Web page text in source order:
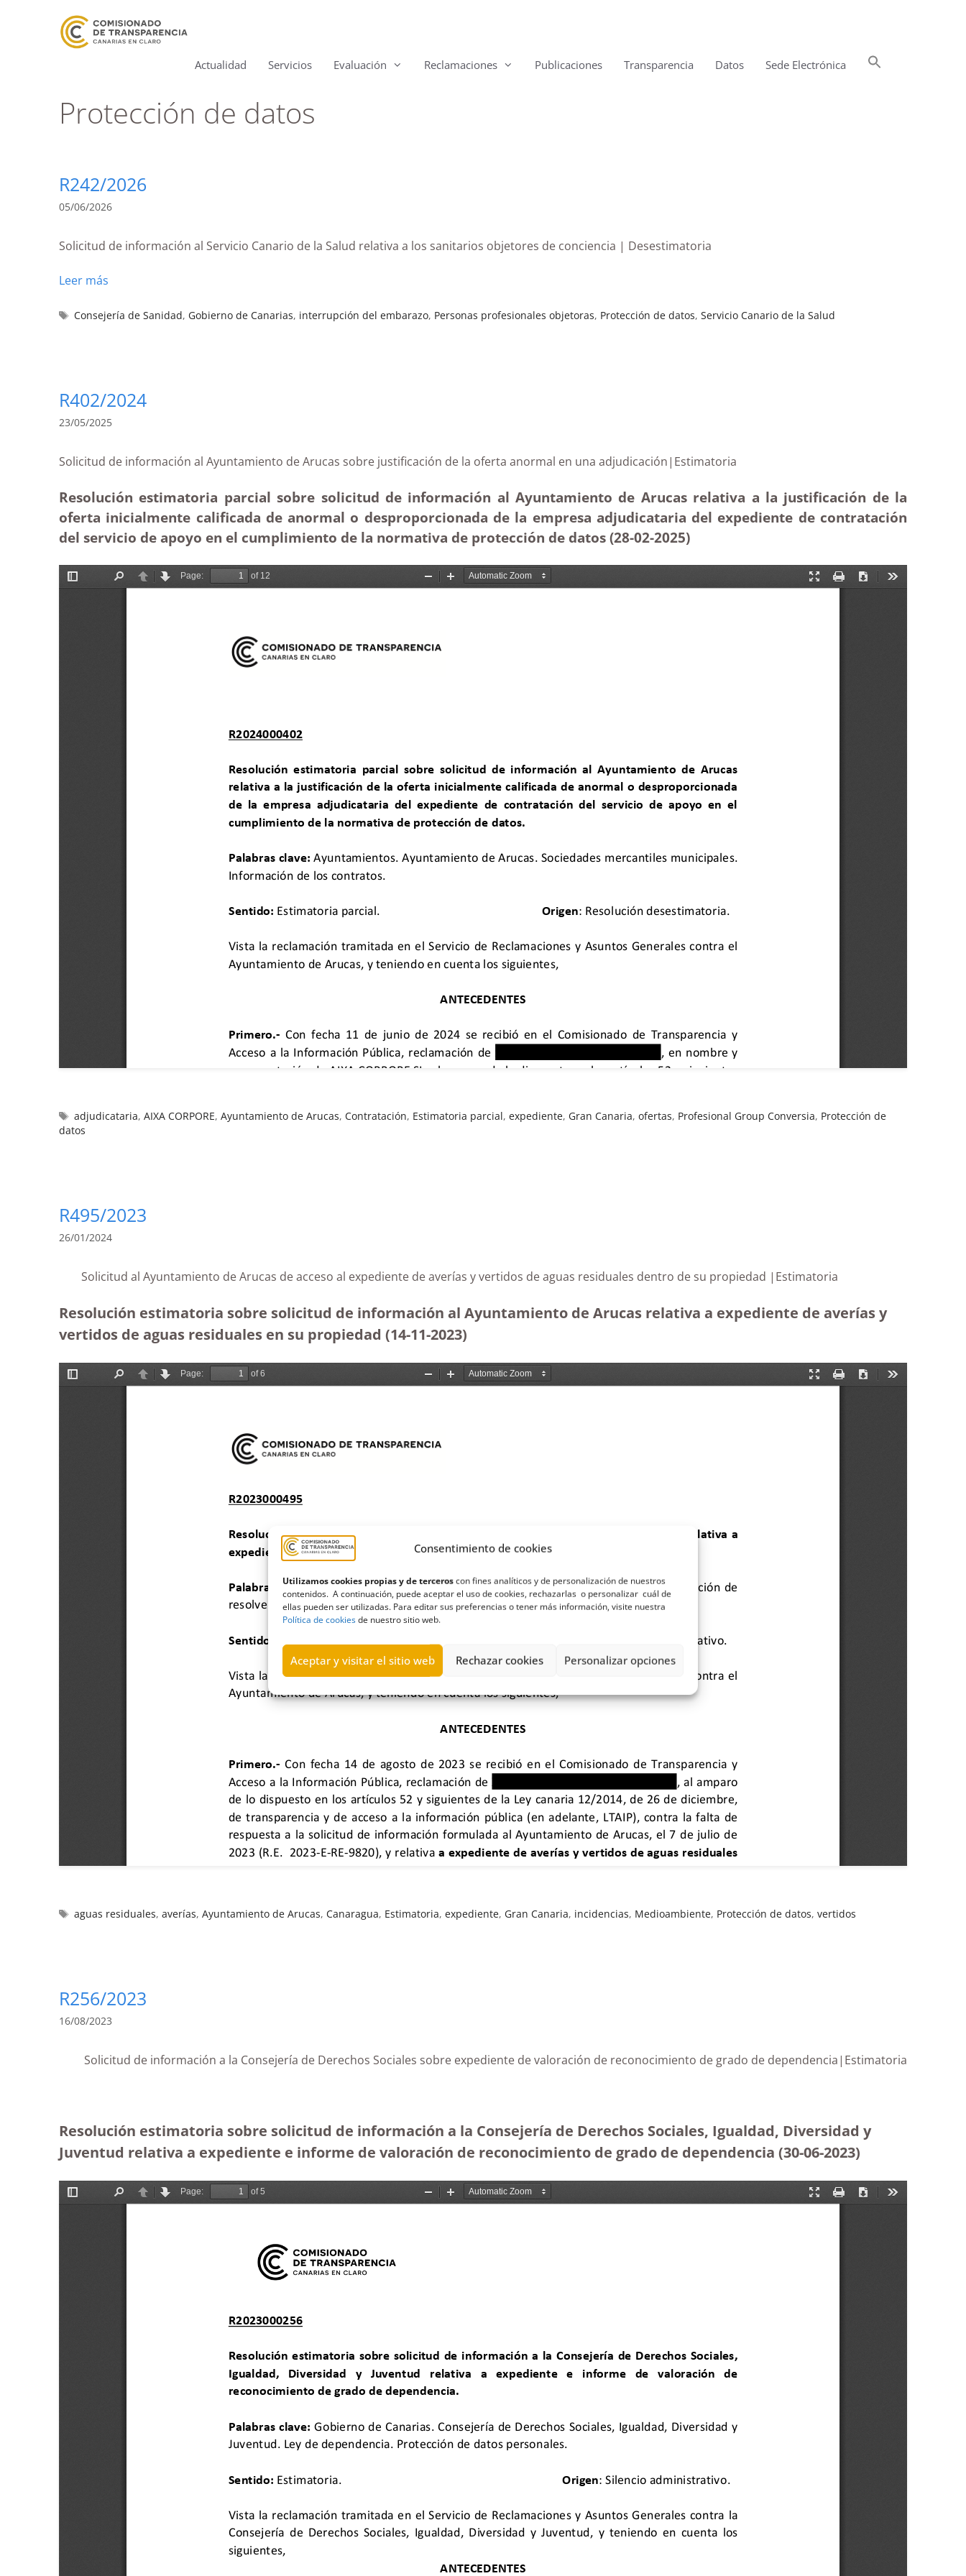
Consentimiento de cookies
Utilizamos cookies propias y de terceroscon fines analíticos y de personalización de nuestros
contenidos. A continuación, puede aceptar el uso de cookies, rechazarlas o personalizar cuál de
ellas pueden ser utilizadas. Para editar sus preferencias o tener más información, visite nuestra
Política de cookiesde nuestro sitio web.
Aceptar y visitar el sitio web Rechazar cookies Personalizar opciones
Actualidad Servicios Evaluación Reclamaciones Publicaciones Transparencia Datos Sede Electrónica
Protección de datos
R242/2026
05/06/2026
Solicitud de información al Servicio Canario de la Salud relativa a los sanitarios objetores de conciencia | Desestimatoria
Leer más
Consejería de Sanidad, Gobierno de Canarias, interrupción del embarazo, Personas profesionales objetoras, Protección de datos,Servicio Canario de la Salud
R402/2024
23/05/2025
Solicitud de información al Ayuntamiento de Arucas sobre justificación de la oferta anormal en una adjudicación|Estimatoria
Resolución estimatoria parcial sobre solicitud de información al Ayuntamiento de Arucas relativa a la justificación de la
oferta inicialmente calificada de anormal o desproporcionada de la empresa adjudicataria del expediente de contratación
del servicio de apoyo en el cumplimiento de la normativa de protección de datos (28-02-2025)
adjudicataria,AIXA CORPORE,Ayuntamiento de Arucas,Contratación, Estimatoria parcial,expediente, Gran Canaria,ofertas, Profesional Group Conversia, Protección de
datos
R495/2023
26/01/2024
Solicitud al Ayuntamiento de Arucas de acceso al expediente de averías y vertidos de aguas residuales dentro de su propiedad |Estimatoria
Resolución estimatoria sobre solicitud de información al Ayuntamiento de Arucas relativa a expediente de averías y
vertidos de aguas residuales en su propiedad (14-11-2023)
aguas residuales,averías,Ayuntamiento de Arucas,Canaragua, Estimatoria,expediente, Gran Canaria, incidencias, Medioambiente, Protección de datos,vertidos
R256/2023
16/08/2023
Solicitud de información a la Consejería de Derechos Sociales sobre expediente de valoración de reconocimiento de grado de dependencia|Estimatoria
Resolución estimatoria sobre solicitud de información a la Consejería de Derechos Sociales, Igualdad, Diversidad y
Juventud relativa a expediente e informe de valoración de reconocimiento de grado de dependencia (30-06-2023)